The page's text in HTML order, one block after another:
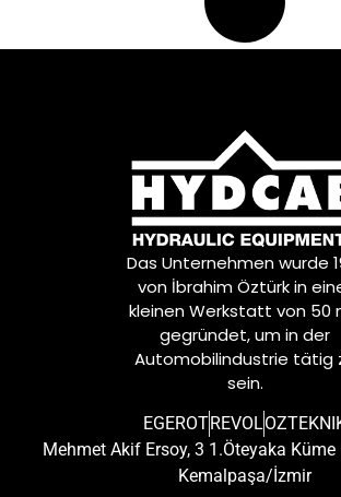
Das Unternehmen wurde
von İbrahim Öztürk in
kleinen Werkstatt von 50
gegründet, um in der
Automobilindustrie tätig
sein.
EGEROTREVOL
Mehmet Akif Ersoy, 3 1.Öteyaka Küme
Kemalpaşa/İzmir